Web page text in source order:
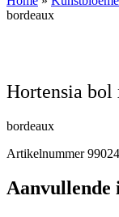
bordeaux
Hortensia
bordeaux
Artikelnummer99024
Aanvullende